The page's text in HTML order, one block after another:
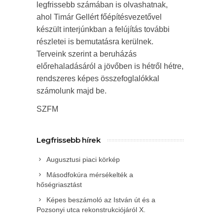
legfrissebb számában is olvashatnak,
ahol Timár Gellért főépítésvezetővel
készült interjúnkban a felújítás további
részletei is bemutatásra kerülnek.
Terveink szerint a beruházás
előrehaladásáról a jövőben is hétről hétre,
rendszeres képes összefoglalókkal
számolunk majd be.
SZFM
Legfrissebb hírek
Augusztusi piaci körkép
Másodfokúra mérsékelték a
hőségriasztást
Képes beszámoló az István út és a
Pozsonyi utca rekonstrukciójáról X.